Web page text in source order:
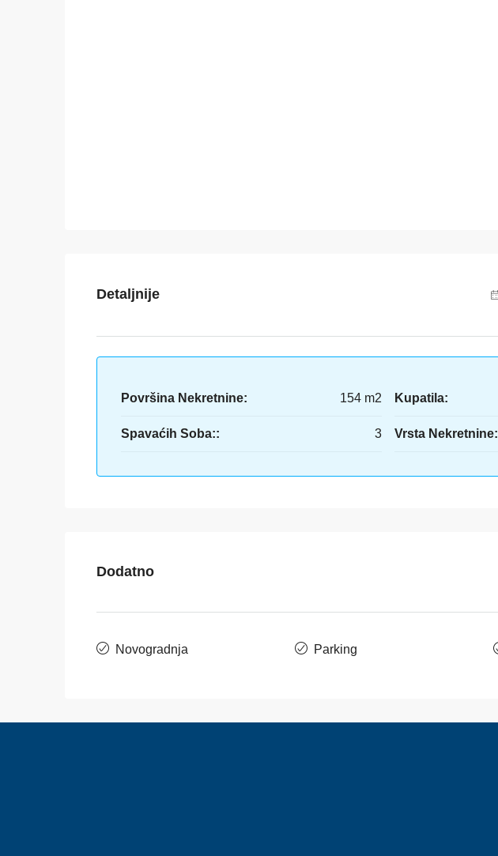
Detaljnije
Površina Nekretnine: 154 m2
Spavaćih Soba:: 3
Kupatila:
Vrsta Nekretnine:
Dodatno
Novogradnja Parking